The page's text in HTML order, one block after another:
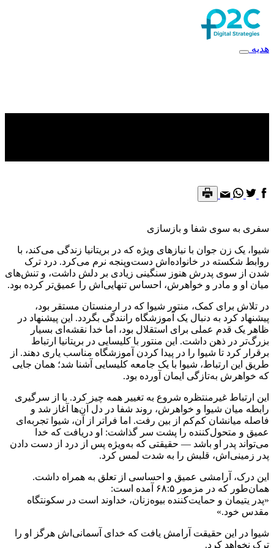
هدیه
سفری به سوی شفا و بازسازی
شیوا، یک زن جوان با نیازهای ویژه که در بریتانیا زندگی می‌کند، با
روابط شکسته در خانواده‌اش دست‌و‌پنجه نرم می‌کرد. درد ترک
شدن از سوی پدرش هنوز سنگینی زیادی بر دلش داشت، و تنش‌های
میان او و مادر و خواهرش، احساس تنهایی‌اش را عمیق‌تر کرده بود.
در تلاش برای کمک، منتور شیوا که در ارمنستان مستقر بود،
پیشنهاد کرد به دنبال یک آموزشگاه رانندگی بگردد. این پیشنهاد در
ظاهر یک قدم عملی برای استقلال بود، اما خدا نقشه‌ای بسیار
بزرگ‌تر در ذهن داشت. این منتور با کلیسایی در بریتانیا ارتباط
برقرار کرد تا شیوا را در پیدا کردن آموزشگاه مناسب یاری دهند. از
طریق این ارتباط، شیوا با یک جامعه کلیسایی آشنا شد؛ همان جایی
که خواهرش به‌تازگی ایمان آورده بود.
این ارتباط غیرمنتظره شروع به تغییر همه چیز کرد. با از سرگیری
رابطه میان شیوا و خواهرش، روند شفا در دل آن‌ها آغاز شد و
فاصله میانشان کم‌کم از بین رفت. اما فراتر از آن، شیوا تجربه‌ای
عمیق و متحول‌کننده را پشت سر گذاشت: او دریافت که خدا
می‌تواند پدر او باشد — حقیقتی که به‌ویژه پس از درد از دست دادن
پدر زمینی‌اش، قلبش را به شدت لمس کرد.
این درک، آرامشی عمیق و احساسی از تعلق به همراه داشت.
همان‌طور که در مزمور ۶۸:۵ آمده است:
«پدر یتیمان و حمایت‌کننده بیوه‌زنان، خداوند است در سکونتگاه
مقدس خود.»
شیوا در این حقیقت آرامش یافت که خدای آسمانی‌اش هرگز او را
ترک نخواهد کرد.